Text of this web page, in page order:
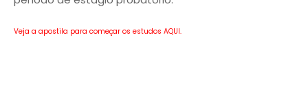
Veja a apostila para começar os estudos AQUI.